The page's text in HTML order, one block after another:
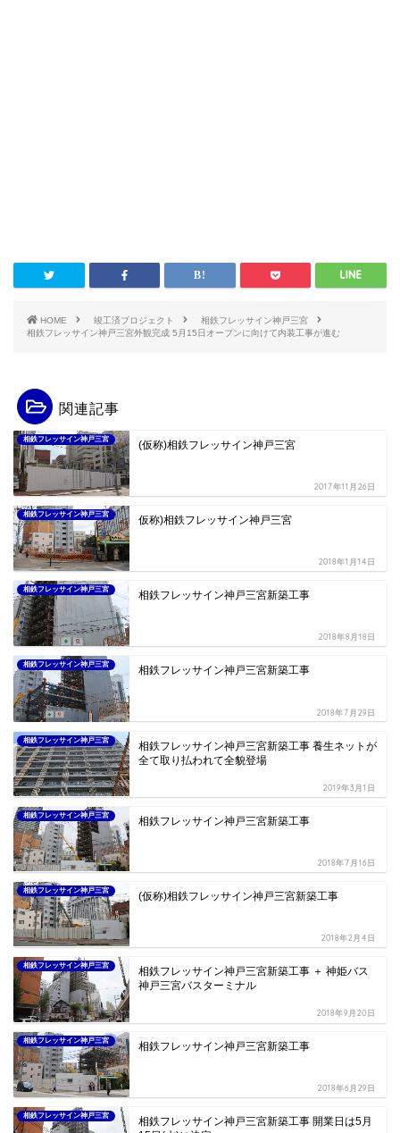
HOME 竣工済プロジェクト
相鉄フレッサイン神戸三宮
相鉄フレッサイン神戸三宮外観完成 5月15日オープンに向けて内装工事が進む
関連記事
相鉄フレッサイン神戸三宮 (仮称)相鉄フレッサイン神戸三宮
2017年11月26日
相鉄フレッサイン神戸三宮 仮称)相鉄フレッサイン神戸三宮
2018年1月14日
相鉄フレッサイン神戸三宮 相鉄フレッサイン神戸三宮新築工事
2018年8月18日
相鉄フレッサイン神戸三宮 相鉄フレッサイン神戸三宮新築工事
2018年7月29日
相鉄フレッサイン神戸三宮
相鉄フレッサイン神戸三宮新築工事 養生ネットが
全て取り払われて全貌登場
2019年3月1日
相鉄フレッサイン神戸三宮 相鉄フレッサイン神戸三宮新築工事
2018年7月16日
相鉄フレッサイン神戸三宮 (仮称)相鉄フレッサイン神戸三宮新築工事
2018年2月4日
相鉄フレッサイン神戸三宮
相鉄フレッサイン神戸三宮新築工事 ＋ 神姫バス
神戸三宮バスターミナル
2018年9月20日
相鉄フレッサイン神戸三宮 相鉄フレッサイン神戸三宮新築工事
2018年6月29日
相鉄フレッサイン神戸三宮
相鉄フレッサイン神戸三宮新築工事 開業日は5月